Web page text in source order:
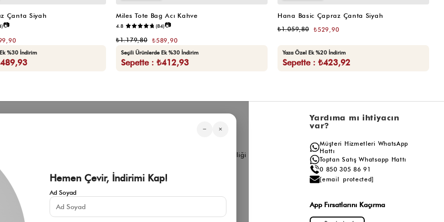
Çanta Siyah
📷
%30 İndirim
Miles Tote Bag Acı Kahve
4.8 (84)📷
₺589,90
₺1.179,80
Seçili Ürünlerde Ek %30 İndirim
Sepette : ₺412,93
Hana Basic Çapraz Çanta Siyah
₺529,90
₺1.059,80
Yaza Özel Ek %20 İndirim
Sepette : ₺423,92
Müşteri Hizmetleri
Çerez Politikası
İade ve Değişim Şartları
Mesafeli Satış Sözleşmesi
Gizlilik Politikası
Kurumsal
İnfluencer İş Birliği
Yardıma mı ihtiyacın
var?
Müşteri Hizmetleri WhatsApp
Hattı
Toptan Satış Whatsapp Hattı
0 850 305 86 91
[email protected]
App Fırsatlarını Kaçırma
− ×
Hemen Çevir, İndirimi Kap!
Ad Soyad